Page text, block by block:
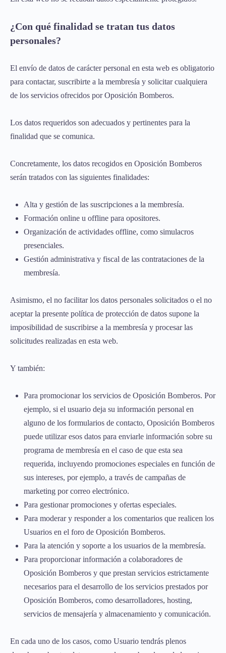
¿Con qué finalidad se tratan tus datos
personales?
El envío de datos de carácter personal en esta web es obligatorio
para contactar, suscribirte a la membresía y solicitar cualquiera
de los servicios ofrecidos por Oposición Bomberos.
Los datos requeridos son adecuados y pertinentes para la
finalidad que se comunica.
Concretamente, los datos recogidos en Oposición Bomberos
serán tratados con las siguientes finalidades:
Alta y gestión de las suscripciones a la membresía.
Formación online u offline para opositores.
Organización de actividades offline, como simulacros
presenciales.
Gestión administrativa y fiscal de las contrataciones de la
membresía.
Asimismo, el no facilitar los datos personales solicitados o el no
aceptar la presente política de protección de datos supone la
imposibilidad de suscribirse a la membresía y procesar las
solicitudes realizadas en esta web.
Y también:
Para promocionar los servicios de Oposición Bomberos. Por
ejemplo, si el usuario deja su información personal en
alguno de los formularios de contacto, Oposición Bomberos
puede utilizar esos datos para enviarle información sobre su
programa de membresía en el caso de que esta sea
requerida, incluyendo promociones especiales en función de
sus intereses, por ejemplo, a través de campañas de
marketing por correo electrónico.
Para gestionar promociones y ofertas especiales.
Para moderar y responder a los comentarios que realicen los
Usuarios en el foro de Oposición Bomberos.
Para la atención y soporte a los usuarios de la membresía.
Para proporcionar información a colaboradores de
Oposición Bomberos y que prestan servicios estrictamente
necesarios para el desarrollo de los servicios prestados por
Oposición Bomberos, como desarrolladores, hosting,
servicios de mensajería y almacenamiento y comunicación.
En cada uno de los casos, como Usuario tendrás plenos